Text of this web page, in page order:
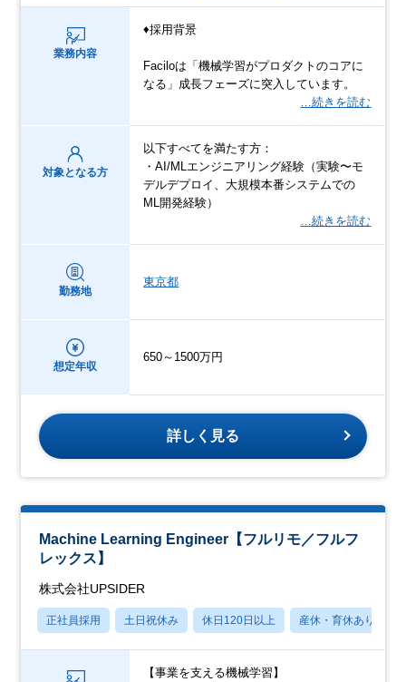
業務内容
♦採用背景
Faciloは「機械学習がプロダクトのコアに
なる」成長フェーズに突入しています。
…続きを読む
対象となる方
以下すべてを満たす方：
・AI/MLエンジニアリング経験（実験〜モ
デルデプロイ、大規模本番システムでの
ML開発経験）
…続きを読む
勤務地
東京都
想定年収
650～1500万円
詳しく見る
Machine Learning Engineer【フルリモ／フルフ
レックス】
株式会社UPSIDER
正社員採用 土日祝休み 休日120日以上 産休・育休あり
【事業を支える機械学習】